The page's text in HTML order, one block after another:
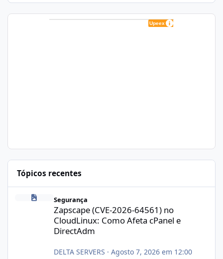
Tópicos recentes
Zapscape (CVE-2026-64561) no CloudLinux: Como Afeta cPanel
Segurança
Zapscape (CVE-2026-64561) no
CloudLinux: Como Afeta cPanel e
DirectAdm
DELTA SERVERS · Agosto 7, 2026 em 12:00